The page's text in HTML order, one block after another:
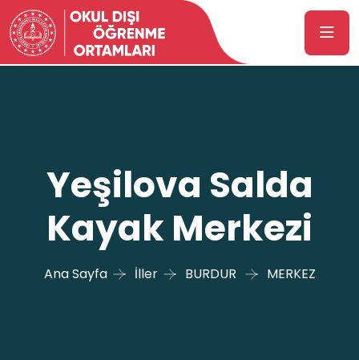
Yeşilova Salda
Kayak Merkezi
Ana Sayfa İller BURDUR MERKEZ